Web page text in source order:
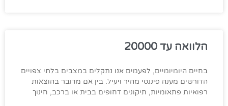
הלוואה עד 20000
בחיים היומיומיים, לפעמים אנו נתקלים במצבים בלתי צפויים
הדורשים מענה פיננסי מהיר ויעיל. בין אם מדובר בהוצאות
רפואיות פתאומיות, תיקונים דחופים בבית או ברכב, חינוך